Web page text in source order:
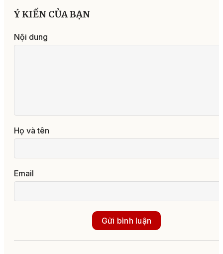
Ý KIẾN CỦA BẠN
Nội dung
Họ và tên
Email
Gửi bình luận